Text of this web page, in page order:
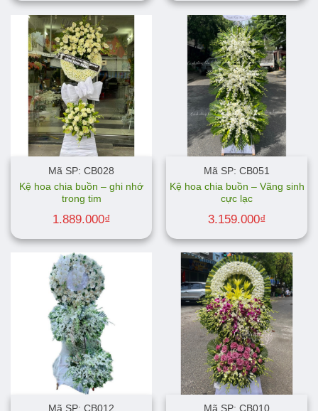
Mã SP: CB028
Kệ hoa chia buồn – ghi nhớ
trong tim
1.889.000₫
Mã SP: CB051
Kệ hoa chia buồn – Vãng sinh
cực lạc
3.159.000₫
Mã SP: CB012 Mã SP: CB010